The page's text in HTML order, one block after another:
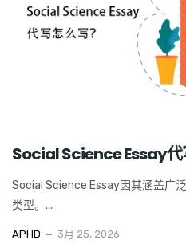
Social Science Essay代
Social Science Essay因其涵盖广
类型。...
APHD 3月 25, 2026